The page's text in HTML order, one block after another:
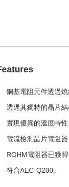
銅基電阻元件透過
透過其獨特的晶片
實現優異的溫度特
電流檢測晶片電阻
ROHM電阻器已獲
符合AEC-Q200。